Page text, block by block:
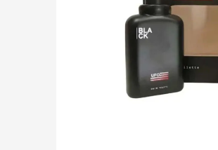
DAMAS CONFECCIONES
HOMBRES CONFECCIONES